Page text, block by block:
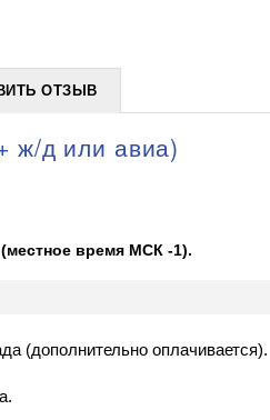
ОТЗЫВ
ж/д или авиа)
(местное время МСК -1).
(дополнительно оплачивается).